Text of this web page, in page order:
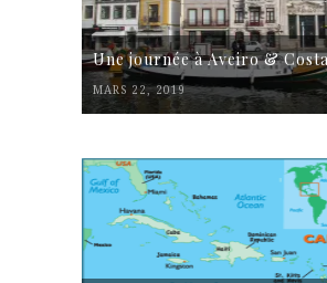
Une journée à Aveiro &
MARS 22, 2019